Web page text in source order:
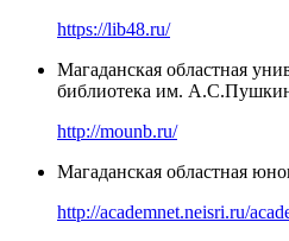
https://lib48.ru/
Магаданская областная
библиотека им.
http://mounb.ru/
Магаданская областная
http://academnet.neisri.ru/